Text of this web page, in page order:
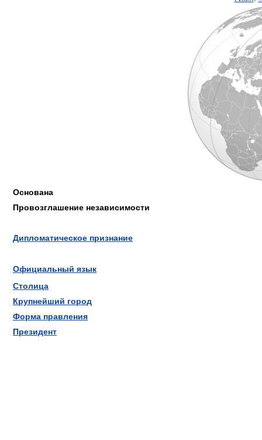
Основана
Провозглашение независимости
Дипломатическое признание
Официальный язык
Столица
Крупнейший город
Форма правления
Президент